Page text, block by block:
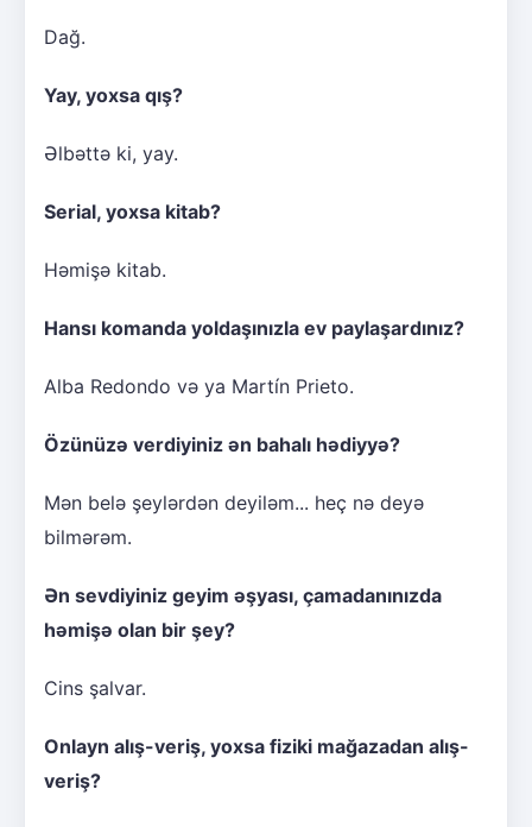
Dağ.
Yay, yoxsa qış?
Əlbəttə ki, yay.
Serial, yoxsa kitab?
Həmişə kitab.
Hansı komanda yoldaşınızla ev paylaşardınız?
Alba Redondo və ya Martín Prieto.
Özünüzə verdiyiniz ən bahalı hədiyyə?
Mən belə şeylərdən deyiləm... heç nə deyə
bilmərəm.
Ən sevdiyiniz geyim əşyası, çamadanınızda
həmişə olan bir şey?
Cins şalvar.
Onlayn alış-veriş, yoxsa fiziki mağazadan alış-
veriş?